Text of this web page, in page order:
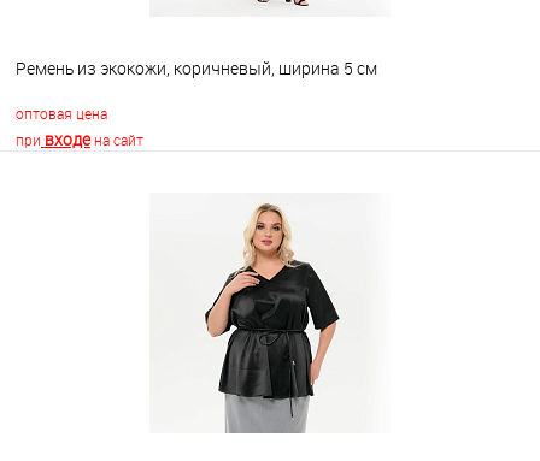
Ремень из экокожи, коричневый, ширина 5 см
оптовая цена
при входена сайт
В корзину